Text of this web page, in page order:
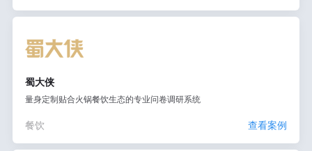
蜀大侠
量身定制贴合火锅餐饮生态的专业问卷调研系统
餐饮 查看案例